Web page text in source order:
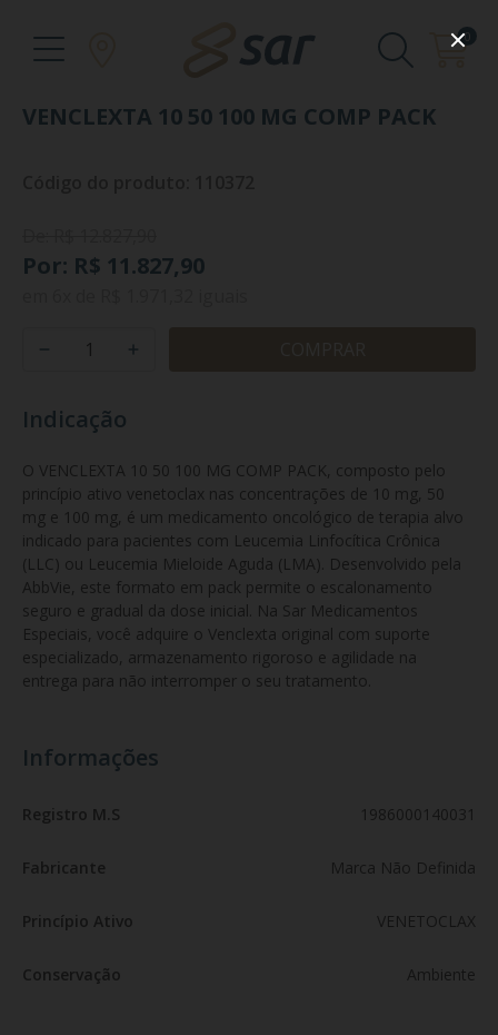
0
VENCLEXTA 10 50 100 MG COMP PACK
Por: R$ 11.827,90
Indicação
O VENCLEXTA 10 50 100 MG COMP PACK, composto pelo
princípio ativo venetoclax nas concentrações de 10 mg, 50
mg e 100 mg, é um medicamento oncológico de terapia alvo
indicado para pacientes com Leucemia Linfocítica Crônica
(LLC) ou Leucemia Mieloide Aguda (LMA). Desenvolvido pela
AbbVie, este formato em pack permite o escalonamento
seguro e gradual da dose inicial. Na Sar Medicamentos
Especiais, você adquire o Venclexta original com suporte
especializado, armazenamento rigoroso e agilidade na
entrega para não interromper o seu tratamento.
Informações
Registro M.S 1986000140031
Fabricante Marca Não Definida
Princípio Ativo VENETOCLAX
Conservação Ambiente